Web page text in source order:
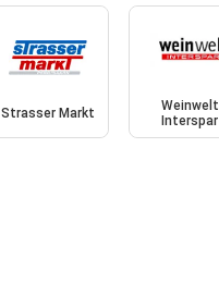
Strasser Markt
Weinwelt
Interspar